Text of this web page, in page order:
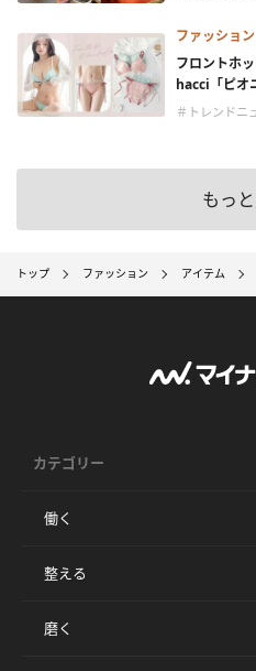
ファッション
フロントホ
hacci「ピオ
＃トレンドニ
もっ
トップ ファッション アイテム
カテゴリー
働く
整える
磨く